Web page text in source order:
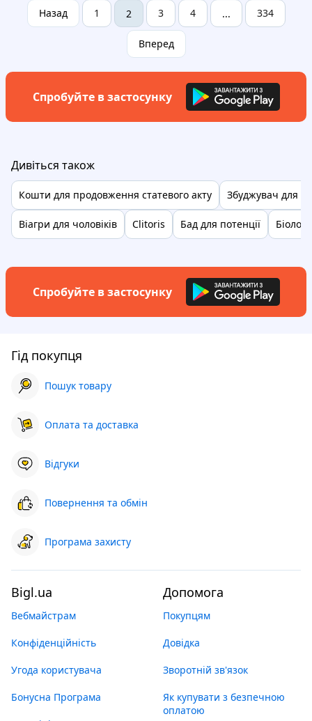
Назад 1 2 3 4 ... 334
Вперед
Спробуйте в застосунку
Дивіться також
Кошти для продовження статевого акту Збуджувач для
Віагри для чоловіків Clitoris Бад для потенції
Спробуйте в застосунку
Гід покупця
Пошук товару
Оплата та доставка
Відгуки
Повернення та обмін
Програма захисту
Bigl.ua
Вебмайстрам
Конфіденційність
Угода користувача
Бонусна Програма
Допомога
Покупцям
Довідка
Зворотній зв'язок
Як купувати з безпечною
оплатою